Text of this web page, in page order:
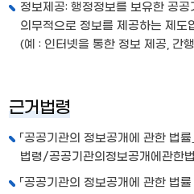
정보제공: 행정정보를 보유한 공
의무적으로 정보를 제공하는 제도
(예 : 인터넷을 통한 정보 제공, 간
근거법령
「공공기관의 정보공개에 관한 법률
법령/공공기관의정보공개에관한
「공공기관의 정보공개에 관한 법률